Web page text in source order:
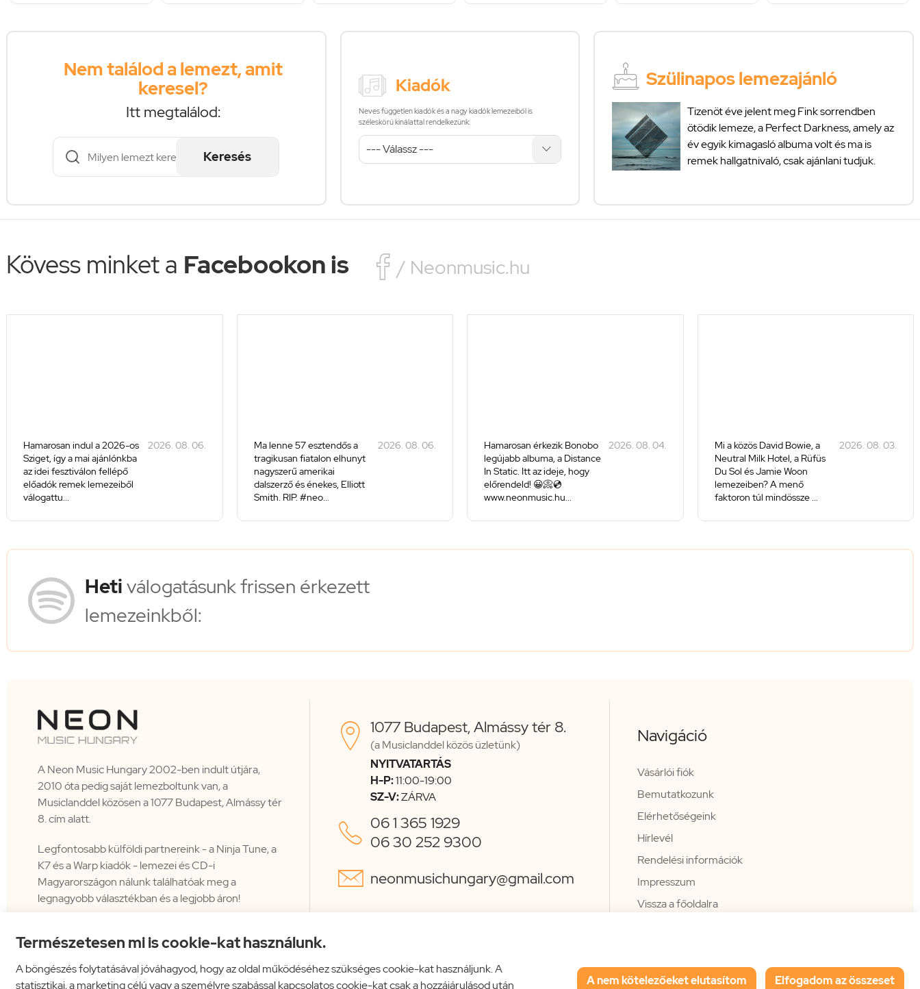
Természetesen mi is cookie-kat használunk.
A böngészés folytatásával jóváhagyod, hogy az oldal működéséhez szükséges cookie-kat használjunk. A
statisztikai, a marketing célú vagy a személyre szabással kapcsolatos cookie-kat csak a hozzájárulásod után
A nem kötelezőeket elutasítom Elfogadom az összeset
Nem találod a lemezt, amit
keresel?
Itt megtalálod:
Keresés
Kiadók
Neves független kiadók és a nagy kiadók lemezeiből is
széleskörű kínálattal rendelkezünk:
Szülinapos lemezajánló
Tizenöt éve jelent meg Fink sorrendben
ötödik lemeze, a Perfect Darkness, amely az
év egyik kimagasló albuma volt és ma is
remek hallgatnivaló, csak ajánlani tudjuk.
Kövess minket a Facebookon is  / Neonmusic.hu
Hamarosan indul a 2026-os
Sziget, így a mai ajánlónkba
az idei fesztiválon fellépő
előadók remek lemezeiből
válogattu...
2026. 08. 06.
Ma lenne 57 esztendős a
tragikusan fiatalon elhunyt
nagyszerű amerikai
dalszerző és énekes, Elliott
Smith. RIP. #neo...
2026. 08. 06.
Hamarosan érkezik Bonobo
legújabb albuma, a Distance
In Static. Itt az ideje, hogy
előrendeld! 😀📀💿
www.neonmusic.hu...
2026. 08. 04.
Mi a közös David Bowie, a
Neutral Milk Hotel, a Rüfüs
Du Sol és Jamie Woon
lemezeiben? A menő
faktoron túl mindössze ...
2026. 08. 03.
Hetiválogatásunk frissen érkezett
lemezeinkből:
A Neon Music Hungary 2002-ben indult útjára,
2010 óta pedig saját lemezboltunk van, a
Musiclanddel közösen a 1077 Budapest, Almássy tér
8. cím alatt.
Legfontosabb külföldi partnereink - a Ninja Tune, a
K7 és a Warp kiadók - lemezei és CD-i
Magyarországon nálunk találhatóak meg a
legnagyobb választékban és a legjobb áron!
 1077 Budapest, Almássy tér 8.
(a Musiclanddel közös üzletünk)
NYITVATARTÁS
H-P:11:00-19:00
SZ-V:ZÁRVA
 06 1 365 1929
06 30 252 9300
 neonmusichungary@gmail.com
Navigáció
Vásárlói fiók
Bemutatkozunk
Elérhetőségeink
Hírlevél
Rendelési információk
Impresszum
Vissza a főoldalra